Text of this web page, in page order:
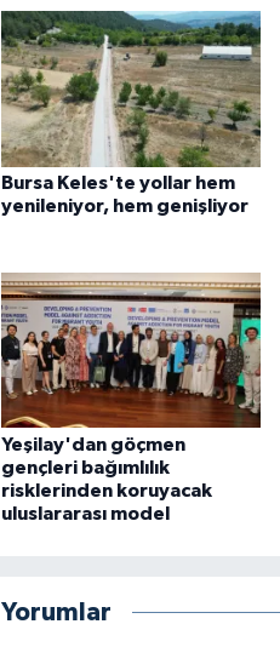
Bursa Keles'te yollar hem
yenileniyor, hem genişliyor
Yeşilay'dan göçmen
gençleri bağımlılık
risklerinden koruyacak
uluslararası model
Yorumlar